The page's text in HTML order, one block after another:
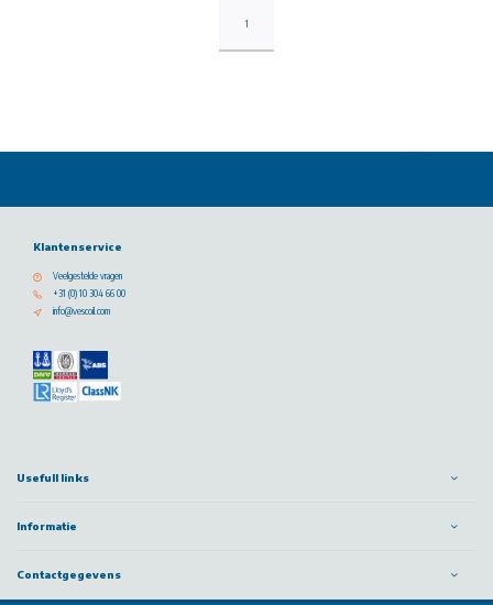
1
Klantenservice
Veelgestelde vragen
+31 (0) 10 304 66 00
info@vescoil.com
Usefull links
Informatie
Contactgegevens